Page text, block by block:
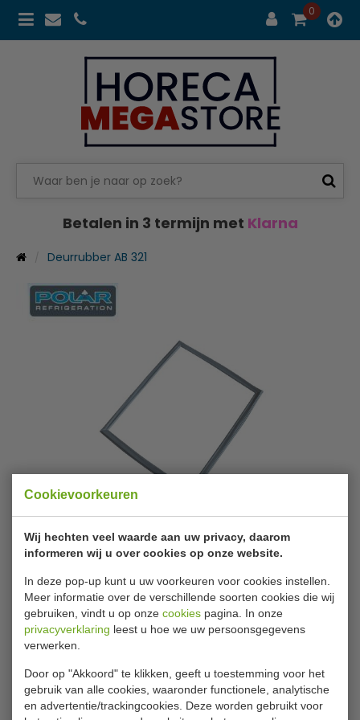
Cookievoorkeuren
Wij hechten veel waarde aan uw privacy, daarom
informeren wij u over cookies op onze website.
In deze pop-up kunt u uw voorkeuren voor cookies instellen.
Meer informatie over de verschillende soorten cookies die wij
gebruiken, vindt u op onze cookies pagina. In onze
privacyverklaring leest u hoe we uw persoonsgegevens
verwerken.
Door op "Akkoord" te klikken, geeft u toestemming voor het
gebruik van alle cookies, waaronder functionele, analytische
en advertentie/trackingcookies. Deze worden gebruikt voor
0
Betalen in 3 termijn met Klarna
Deurrubber AB 321
Polar | Deurdichting | AB321
Merk
Polar
Artikelnummer
AB321
Levertijd
werkdagen)